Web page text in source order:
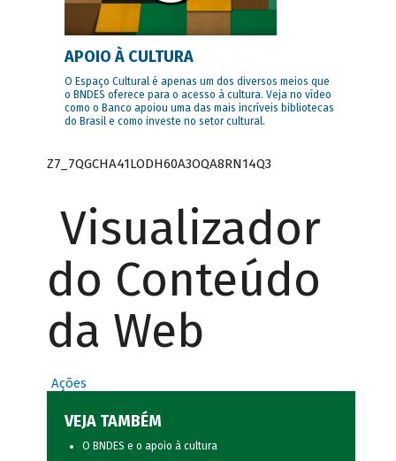
APOIO À CULTURA
O Espaço Cultural é apenas um dos diversos meios que
o BNDES oferece para o acesso à cultura. Veja no vídeo
como o Banco apoiou uma das mais incríveis bibliotecas
do Brasil e como investe no setor cultural.
Z7_7QGCHA41LODH60A3OQA8RN14Q3
Visualizador
do Conteúdo
da Web
Ações
VEJA TAMBÉM
O BNDES e o apoio à cultura